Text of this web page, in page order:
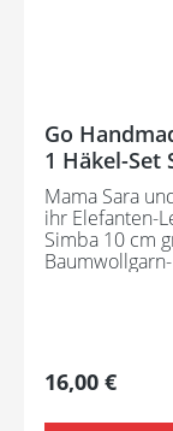
Go
1 Häkel-Set
Mama Sara
ihr Elefanten-
Simba 10 cm
Regulärer
16,00 €